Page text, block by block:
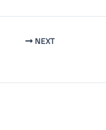
NEXT